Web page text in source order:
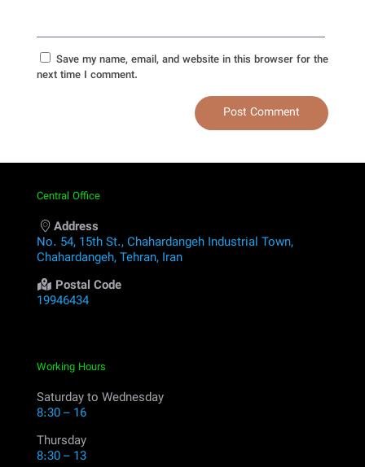
Save my name, email, and website in this browser for the
next time I comment.
Central Office
Address
No. 54, 15th St., Chahardangeh Industrial Town,
Chahardangeh, Tehran, Iran
Postal Code
19946434
Working Hours
Saturday to Wednesday
8:30 – 16
Thursday
8:30 – 13